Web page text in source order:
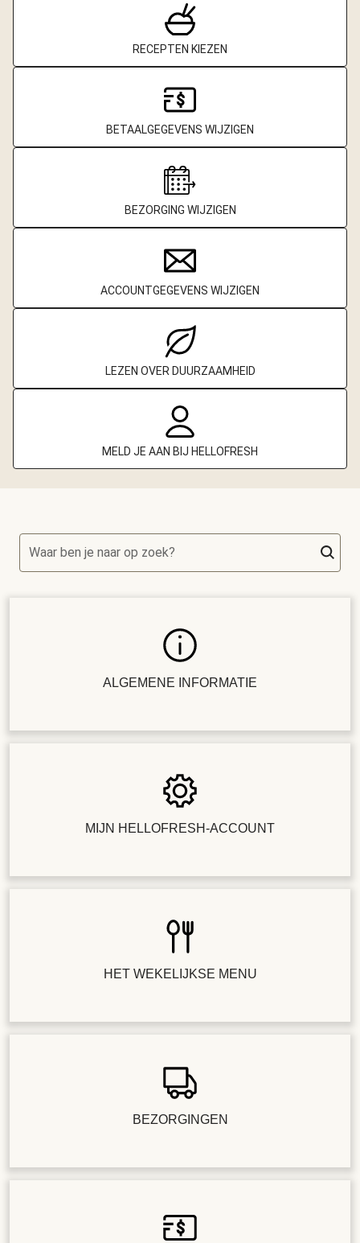
RECEPTEN KIEZEN
BETAALGEGEVENS WIJZIGEN
BEZORGING WIJZIGEN
ACCOUNTGEGEVENS WIJZIGEN
LEZEN OVER DUURZAAMHEID
MELD JE AAN BIJ HELLOFRESH
Waar ben je naar op zoek?
ALGEMENE INFORMATIE
MIJN HELLOFRESH-ACCOUNT
HET WEKELIJKSE MENU
BEZORGINGEN